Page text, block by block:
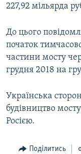
227,92 мільярда
До цього
початок
частини мосту
грудня 2018 на
Українська
будівництво
Росією.
Поділитись